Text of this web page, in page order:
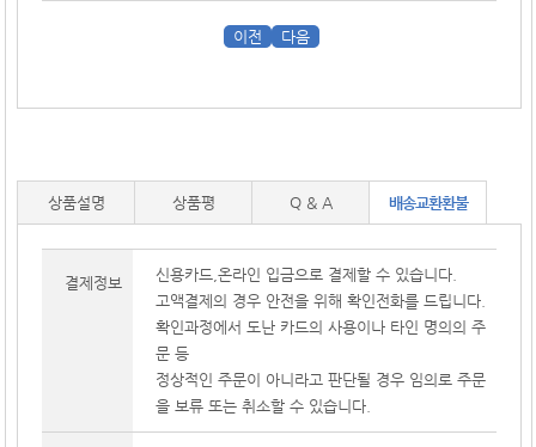
이전 다음
상품설명 상품평 Q & A 배송교환환불
결제정보
신용카드,온라인 입금으로 결제할 수 있습니다.
고액결제의 경우 안전을 위해 확인전화를 드립니다.
확인과정에서 도난 카드의 사용이나 타인 명의의 주
문 등
정상적인 주문이 아니라고 판단될 경우 임의로 주문
을 보류 또는 취소할 수 있습니다.